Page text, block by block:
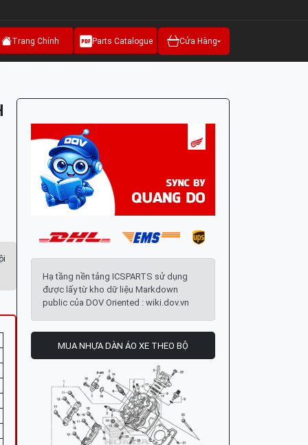
Trang Chính Parts Catalogue Cửa Hàng
Hạ tầng nền tảng ICSPARTS sử dụng
được lấy từ kho dữ liệu Markdown
public của DOV Oriented : wiki.dov.vn
MUA NHỰA DÀN ÁO XE THEO BỘ